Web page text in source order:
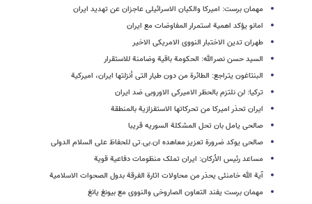
مهمان برست: امیرکا والکیان الاسرائیلی عاجزان عن تهدید ایران
امانو یؤکد اهمیة استمرار المفاوضات مع ایران
طهران تدین الاختبار النووی الامریکی الاخیر
السید حسن نصرالله: الحکومة باقیة وضامنة للاستقرار
البنتاغون یتراجع: الطائرة من دون طیار التی أنزلتها ایران، امیرکیة
ترکیا: لن نلتزم بالحظر الامیرکی الاوروبی ضد ایران
ایران تحذر امیرکا من تحرکاتها الاستفزازیة بالمنطقة
صالحی یامل بان تحل المشکلة السوریه قریبا
صالحی یوکد ضرورة تعزیز معاهده ان.بی.تی للحفاظ علی السلام الدولی
مساعد رئیس الأرکان: ایران تملک منظومات دفاعیة قویة
آیة الله خامنئی یحذر من محاولات اثارة الفرقة بدول الصحوات الاسلامیة
مهمان برست یفند التعاون الصاروخی والنووی مع بیونغ یانغ